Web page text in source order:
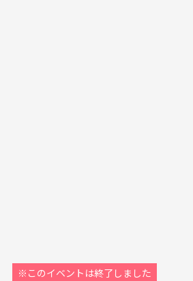
※このイベントは終了しました